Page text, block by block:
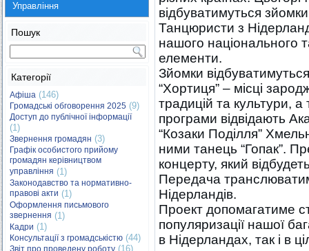
Управління
Пошук
Категорії
Афіша (146)
Громадські обговорення 2025 (9)
Доступ до публічної інформації
(1)
Звернення громадян (3)
Графік особистого прийому
громадян керівництвом
управління (1)
Законодавство та нормативно-
правові акти (1)
Оформлення письмового
звернення (1)
Кадри (1)
Консультації з громадськістю (44)
Звіт про проведену роботу (16)
відбуватимуться
Танцюристи з
нашого національного
елементи.
Зйомки
“Хортиця” – місці
традицій та культури,
програми відвідають
“Козаки Поділля”
ними танець “Гопак”.
концерту, який
Передача
Нідерландів.
Проект допомагатиме
популяризації нашої
в Нідерландах, так і в